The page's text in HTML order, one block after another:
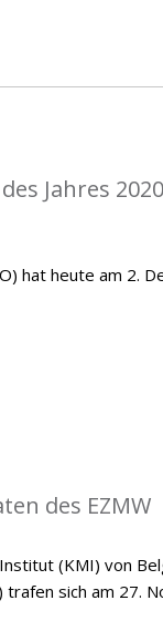
Jahres 2020
hat heute am 2.
des EZMW
(KMI) von
sich am 27.